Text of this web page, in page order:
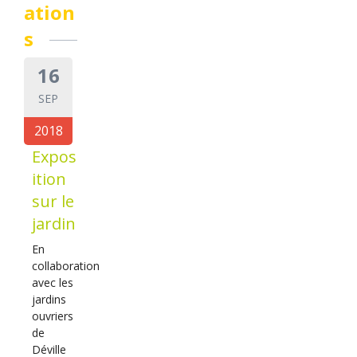
ation
s
16
SEP
2018
Expos
ition
sur le
jardin
En
collaboration
avec les
jardins
ouvriers
de
Déville